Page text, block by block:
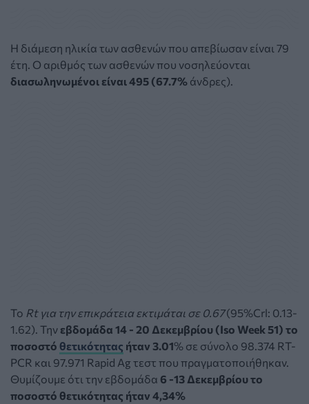
Η διάμεση ηλικία των ασθενών που απεβίωσαν είναι 79
έτη. Ο αριθμός των ασθενών που νοσηλεύονται
διασωληνωμένοι είναι 495 (67.7% άνδρες).
To Rt για την επικράτεια εκτιμάται σε 0.67(95%Crl: 0.13-
1.62). Την εβδομάδα 14 - 20 Δεκεμβρίου (Iso Week 51) το
ποσοστό θετικότητας ήταν 3.01% σε σύνολο 98.374 RT-
PCR και 97.971 Rapid Ag τεστ που πραγματοποιήθηκαν.
Θυμίζουμε ότι την εβδομάδα 6 -13 Δεκεμβρίου το
ποσοστό θετικότητας ήταν 4,34%